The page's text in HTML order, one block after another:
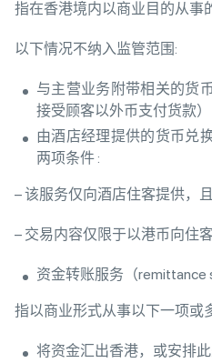
指在香港境内以商业目的从事
以下情况不纳入监管范围:
与主营业务附带相关的货
接受顾客以外币支付货款）
由酒店经理提供的货币兑
两项条件 :
– 该服务仅向酒店住客提供，
– 交易内容仅限于以港币向住
资金转账服务（remittance
指以商业形式从事以下一项或
将资金汇出香港，或安排此